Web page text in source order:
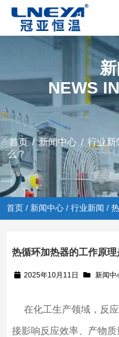
NEWS
首页/新闻中心 / 行业新
么？
首页 / 新闻中心 /行业新闻 /
热循环加热器的工作原理
2025年10月11日 新闻中
在化工生产领域，反应
接影响反应效率、产物